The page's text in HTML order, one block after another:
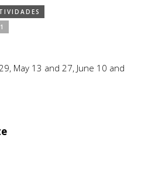
May 13 and 27, June 10 and